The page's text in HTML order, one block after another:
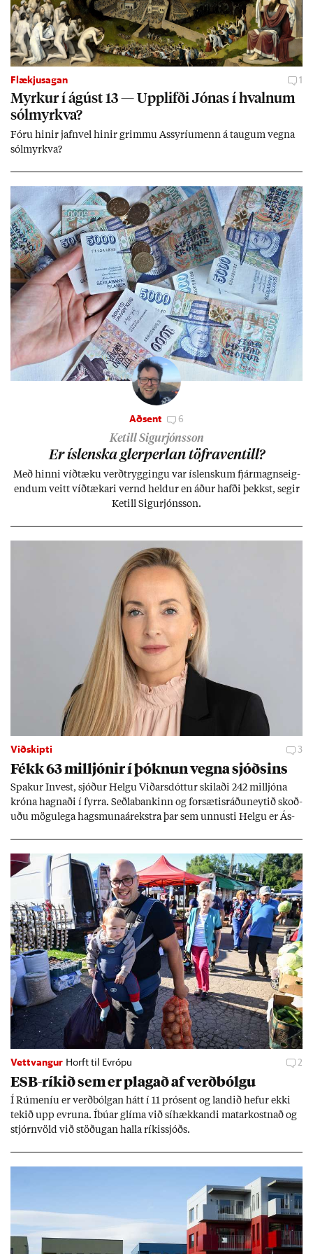
Flækjusagan 1
Myrk­ur í ág­úst 13 — Upp­lifði Jón­as í hvaln­um
sól­myrkva?
Fóru hinir jafn­vel hinir grimmu Ass­yríu­menn á taug­um vegna
sól­myrkva?
Aðsent 6
Ketill Sigurjónsson
Er ís­lenska glerperl­an töfra­ventill?
Með hinni víð­tæku verð­trygg­ingu var ís­lensk­um fjár­magns­eig­
end­um veitt víð­tæk­ari vernd held­ur en áð­ur hafði þekkst, seg­ir
Ketill Sig­ur­jóns­son.
Viðskipti 3
Fékk 63 millj­ón­ir í þókn­un vegna sjóðs­ins
Spak­ur In­vest, sjóð­ur Helgu Við­ars­dótt­ur skil­aði 242 millj­óna
króna hagn­aði í fyrra. Seðla­bank­inn og for­sæt­is­ráðu­neyt­ið skoð­
uðu mögu­lega hags­muna­árekstra þar sem unnusti Helgu er Ás­
Vettvangur Horft til Evrópu 2
ESB-rík­ið sem er plag­að af verð­bólgu
Í Rúm­en­íu er verð­bólg­an hátt í 11 pró­sent og land­ið hef­ur ekki
tek­ið upp evr­una. Íbú­ar glíma við sí­hækk­andi mat­ar­kostn­að og
stjórn­völd við stöð­ug­an halla rík­is­sjóðs.